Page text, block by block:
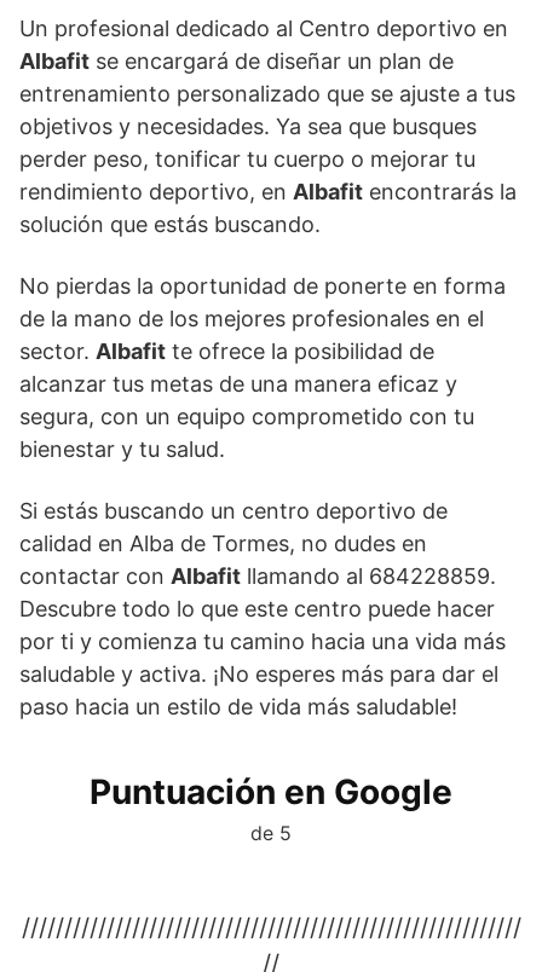
Un profesional dedicado al Centro deportivo en
Albafit se encargará de diseñar un plan de
entrenamiento personalizado que se ajuste a tus
objetivos y necesidades. Ya sea que busques
perder peso, tonificar tu cuerpo o mejorar tu
rendimiento deportivo, en Albafit encontrarás la
solución que estás buscando.
No pierdas la oportunidad de ponerte en forma
de la mano de los mejores profesionales en el
sector. Albafit te ofrece la posibilidad de
alcanzar tus metas de una manera eficaz y
segura, con un equipo comprometido con tu
bienestar y tu salud.
Si estás buscando un centro deportivo de
calidad en Alba de Tormes, no dudes en
contactar con Albafit llamando al 684228859.
Descubre todo lo que este centro puede hacer
por ti y comienza tu camino hacia una vida más
saludable y activa. ¡No esperes más para dar el
paso hacia un estilo de vida más saludable!
Puntuación en Google
de 5
///////////////////////////////////////////////////////////
//